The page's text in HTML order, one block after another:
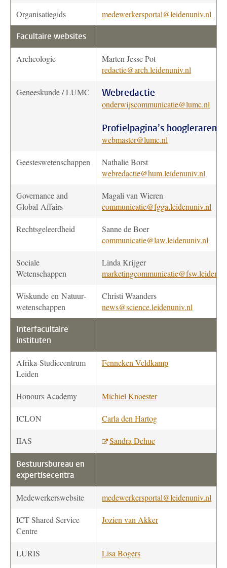
Organisatiegids medewerkersportal@leidenuniv.nl
Facultaire websites
Archeologie
Marten Jesse Pot
redactie@arch.leidenuniv.nl
Geneeskunde / LUMC Webredactie
onderwijscommunicatie@lumc.nl
Profielpagina’s hoogleraren
webmaster@lumc.nl
Geesteswetenschappen
Nathalie Borst
webredactie@hum.leidenuniv.nl
Governance and
Global Affairs
Magali van Wieren
communicatie@fgga.leidenuniv.nl
Rechtsgeleerdheid
Sanne de Boer
communicatie@law.leidenuniv.nl
Sociale
Wetenschappen
Linda Krijger
Wiskunde en Natuur­
wetenschappen
Christi Waanders
news@science.leidenuniv.nl
Interfacultaire
instituten
Afrika-Studiecentrum
Leiden
Fenneken Veldkamp
Honours Academy Michiel Knoester
ICLON Carla den Hartog
IIAS Sandra Dehue
Bestuursbureau en
expertisecentra
Medewerkerswebsite medewerkersportal@leidenuniv.nl
ICT Shared Service
Centre
Jozien van Akker
LURIS Lisa Bogers